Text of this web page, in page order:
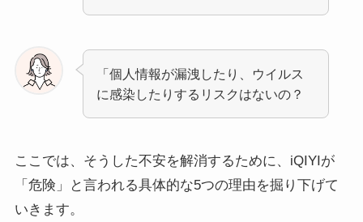
「個人情報が漏洩したり、ウイルス
に感染したりするリスクはないの？
ここでは、そうした不安を解消するために、iQIYIが
「危険」と言われる具体的な5つの理由を掘り下げて
いきます。